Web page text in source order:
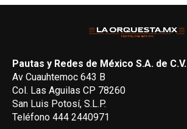
Pautas y Redes de México S.A. de C.V.
Av Cuauhtemoc 643 B
Col. Las Aguilas CP 78260
San Luis Potosí, S.L.P.
Teléfono 444 2440971